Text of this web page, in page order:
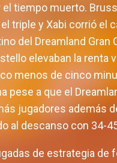
el tiempo muerto.
triple y Xabi corrió el
del Dreamland
elevaban la renta
menos de cinco
pese a que el
jugadores además
al descanso con 34-
de estrategia de